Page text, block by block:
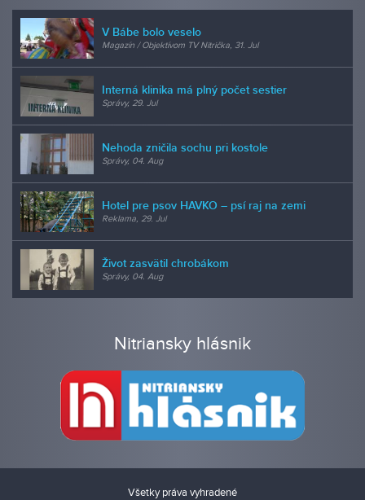
V Bábe bolo veselo
Magazín / Objektívom TV Nitrička, 31. Jul
Interná klinika má plný počet sestier
Správy, 29. Jul
Nehoda zničila sochu pri kostole
Správy, 04. Aug
Hotel pre psov HAVKO – psí raj na zemi
Reklama, 29. Jul
Život zasvätil chrobákom
Správy, 04. Aug
Nitriansky hlásnik
Všetky práva vyhradené